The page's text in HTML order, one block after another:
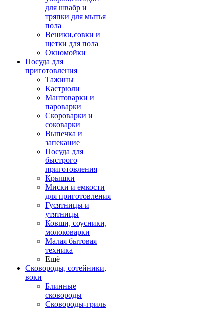
для швабр и
тряпки для мытья
пола
Веники,совки и
щетки для пола
Окномойки
Посуда для
приготовления
Тажины
Кастрюли
Мантоварки и
пароварки
Скороварки и
соковарки
Выпечка и
запекание
Посуда для
быстрого
приготовления
Крышки
Миски и емкости
для приготовления
Гусятницы и
утятницы
Ковши, соусники,
молоковарки
Малая бытовая
техника
Ещё
Сковороды, сотейники,
воки
Блинные
сковороды
Сковороды-гриль